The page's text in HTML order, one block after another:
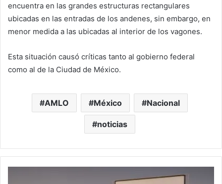
encuentra en las grandes estructuras rectangulares
ubicadas en las entradas de los andenes, sin embargo, en
menor medida a las ubicadas al interior de los vagones.
Esta situación causó críticas tanto al gobierno federal
como al de la Ciudad de México.
AMLO México Nacional
noticias